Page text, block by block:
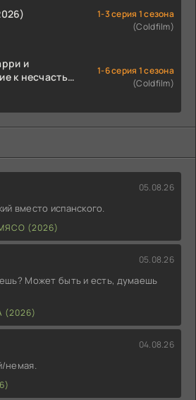
1-3 серия 1 сезона
(Coldfilm)
и
к несчастью:
Америки
1-6 серия 1 сезона
(Coldfilm)
05.08.26
вместо испанского.
(2026)
05.08.26
Может быть и есть, думаешь
04.08.26
немая.